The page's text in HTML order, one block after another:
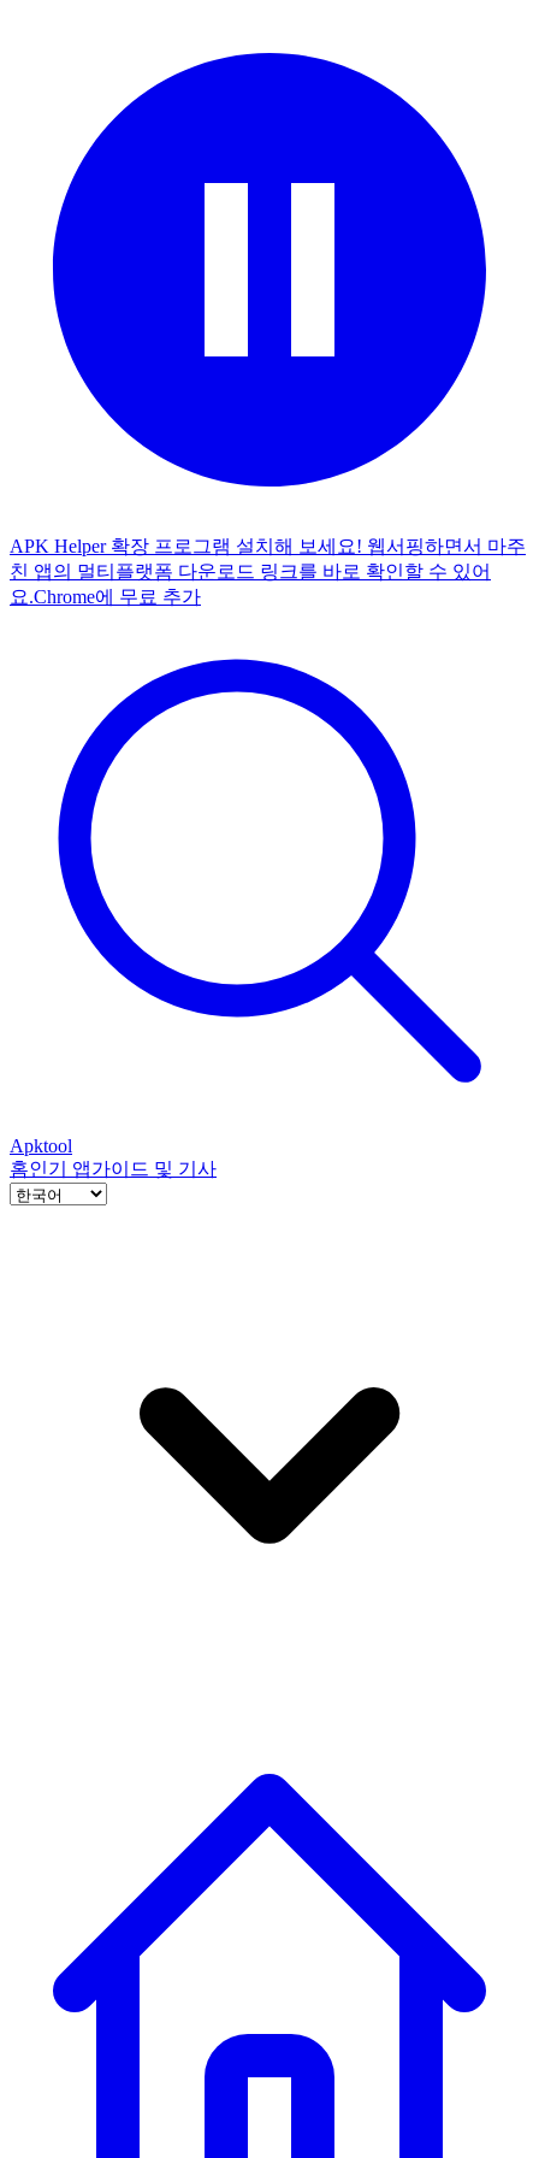
APK Helper 확장 프로그램 설치해 보세요! 웹서핑하면서 마주
친 앱의 멀티플랫폼 다운로드 링크를 바로 확인할 수 있어
요.Chrome에 무료 추가
Apktool
홈인기 앱가이드 및 기사